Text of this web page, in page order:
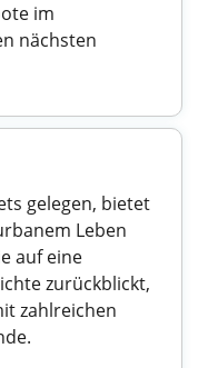
im
nächsten
gelegen, bietet
Leben
auf eine
zurückblickt,
zahlreichen